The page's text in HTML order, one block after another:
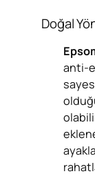
Doğal
anti-